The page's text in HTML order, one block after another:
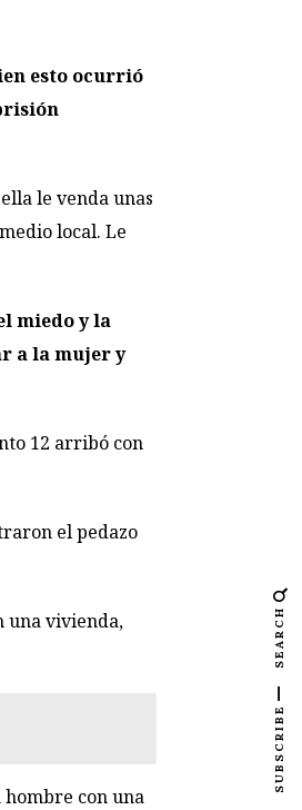
esto ocurrió
le venda unas
local. Le
miedo y la
a la mujer y
12 arribó con
el pedazo
una vivienda,
hombre con una
SEARCH
SUBSCRIBE